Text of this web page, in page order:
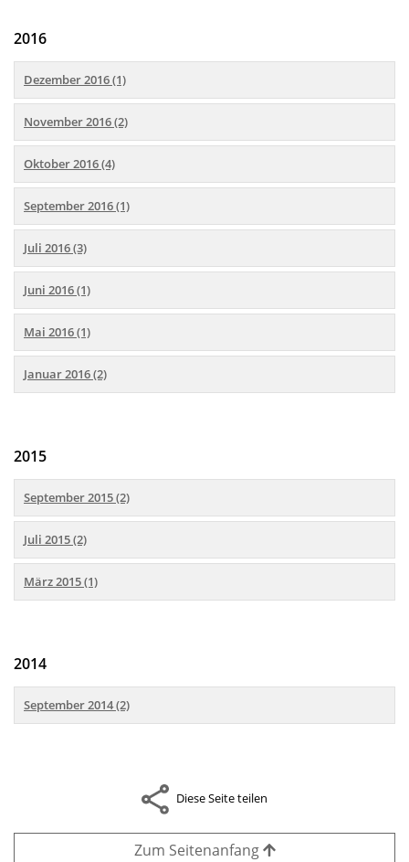
2016
Dezember 2016 (1)
November 2016 (2)
Oktober 2016 (4)
September 2016 (1)
Juli 2016 (3)
Juni 2016 (1)
Mai 2016 (1)
Januar 2016 (2)
2015
September 2015 (2)
Juli 2015 (2)
März 2015 (1)
2014
September 2014 (2)
Diese Seite teilen
Zum Seitenanfang